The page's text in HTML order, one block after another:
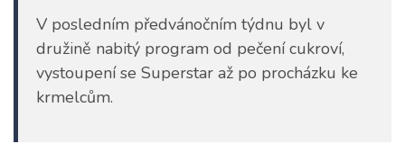
V posledním předvánočním týdnu byl v
družině nabitý program od pečení cukroví,
vystoupení se Superstar až po procházku ke
krmelcům.